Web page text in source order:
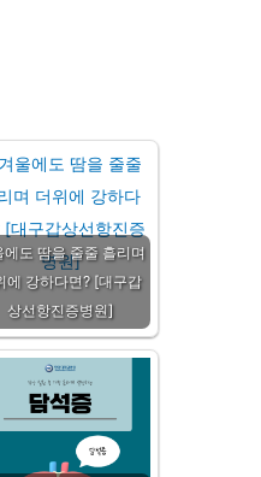
에도 땀을 줄줄 흘리며
에 강하다면? [대구갑
상선항진증병원]